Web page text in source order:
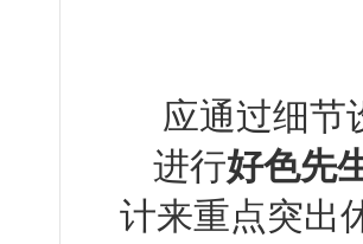
应通过细节
进行好色先
计来重点突出